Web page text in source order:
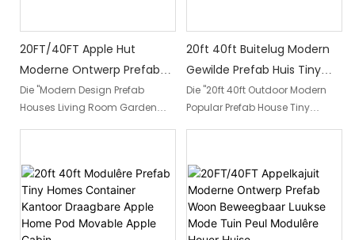
20FT/40FT Apple Hut
Moderne Ontwerp Prefab
Huise Woonkamer Tuin Peul
Lewende Houer Huise
Die "Modern Design Prefab
Houses Living Room Garden
individue wat op soek is na 'n
stylvolle en draagbare
leefruimte. Met sy innoverende
ontwerp bied hierdie houerhuis
20ft 40ft Buitelug Modern
Gewilde Prefab Huis Tiny
House Mobiele Werkhuis
Kantoor Pod Apple Cabin2
Die "20ft 40ft Outdoor Modern
Popular Prefab House Tiny
draagbare leef- of
werkoplossing. Dit bied 'n
kompakte dog funksionele
ruimte, ideaal vir individuele